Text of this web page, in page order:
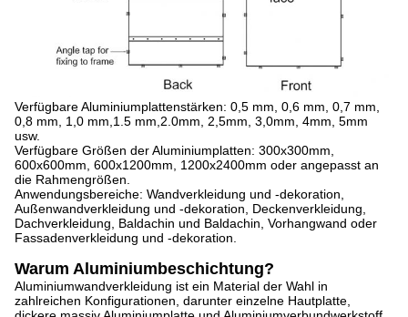
Verfügbare Aluminiumplattenstärken: 0,5 mm, 0,6 mm, 0,7 mm,
0,8 mm, 1,0 mm,1.5 mm,2.0mm, 2,5mm, 3,0mm, 4mm, 5mm
usw.
Verfügbare Größen der Aluminiumplatten: 300x300mm,
600x600mm, 600x1200mm, 1200x2400mm oder angepasst an
die Rahmengrößen.
Anwendungsbereiche: Wandverkleidung und -dekoration,
Außenwandverkleidung und -dekoration, Deckenverkleidung,
Dachverkleidung, Baldachin und Baldachin, Vorhangwand oder
Fassadenverkleidung und -dekoration.
Warum Aluminiumbeschichtung?
Aluminiumwandverkleidung ist ein Material der Wahl in
zahlreichen Konfigurationen, darunter einzelne Hautplatte,